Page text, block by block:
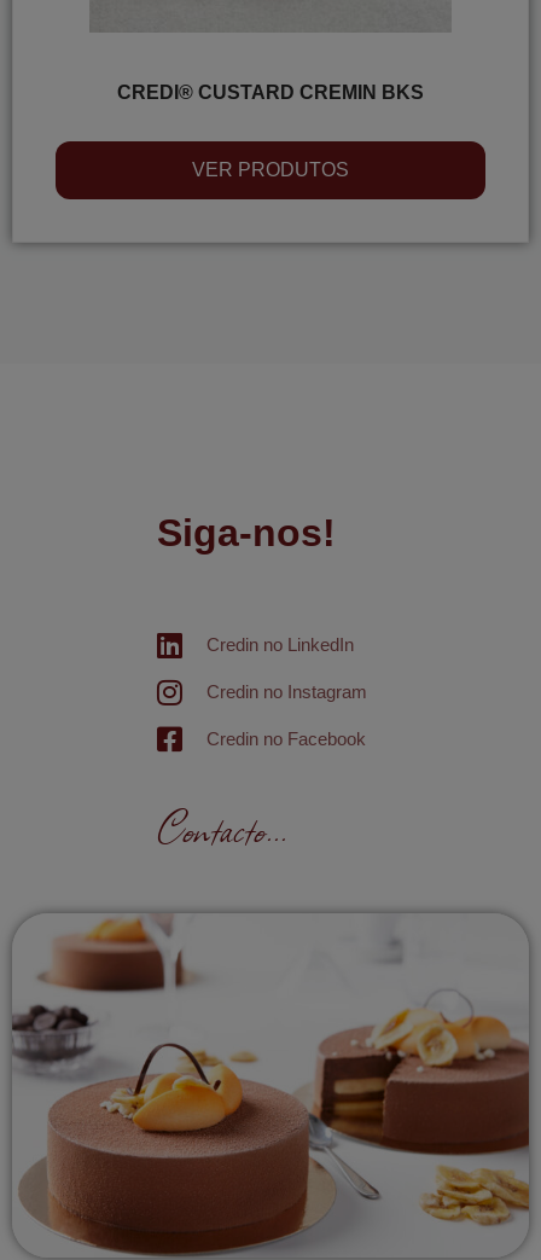
CREDI® CUSTARD CREMIN BKS
VER PRODUTOS
Siga-nos!
Credin no LinkedIn
Credin no Instagram
Credin no Facebook
Contacto...